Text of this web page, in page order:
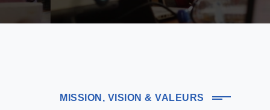
MISSION, VISION & VALEURS